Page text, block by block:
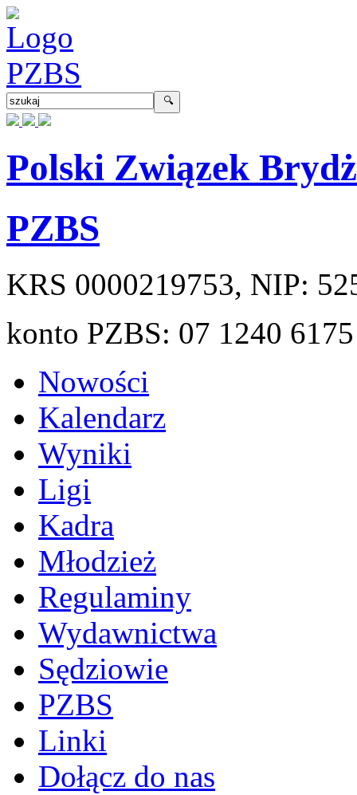
Polski Związek
PZBS
KRS 0000219753, NIP:
konto PZBS: 07 1240
Nowości
Kalendarz
Wyniki
Ligi
Kadra
Młodzież
Regulaminy
Wydawnictwa
Sędziowie
PZBS
Linki
Dołącz do nas